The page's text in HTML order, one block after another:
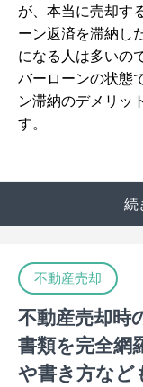
が、本当に売却す
ーン返済を滞納し
になる人は多いの
バーローンの状態
ン滞納のデメリッ
す。
続
不動産売却
不動産売却時
書類を完全網
や書き方など